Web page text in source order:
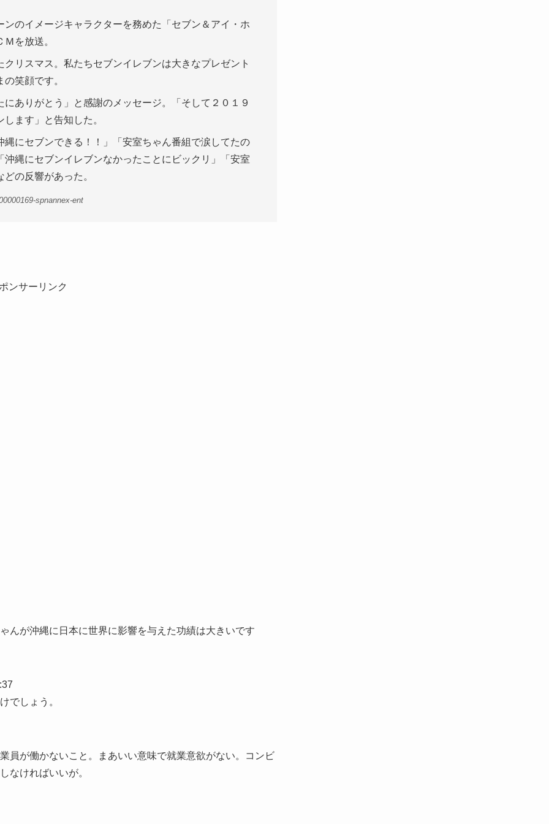
のイメージキャラクターを務めた「セブン＆アイ・ホ
を放送。
リスマス。私たちセブンイレブンは大きなプレゼント
笑顔です。
ありがとう」と感謝のメッセージ。「そして２０１９
ます」と告知した。
にセブンできる！！」「安室ちゃん番組で涙してたの
縄にセブンイレブンなかったことにビックリ」「安室
の反響があった。
spnannex-ent
ンサーリンク
んが沖縄に日本に世界に影響を与えた功績は大きいです
でしょう。
員が働かないこと。まあいい意味で就業意欲がない。コンビ
なければいいが。